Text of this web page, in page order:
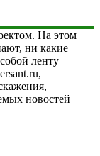
На этом
ни какие
ленту
новостей